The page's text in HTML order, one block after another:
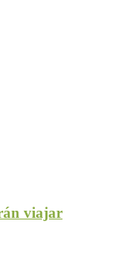
viajar